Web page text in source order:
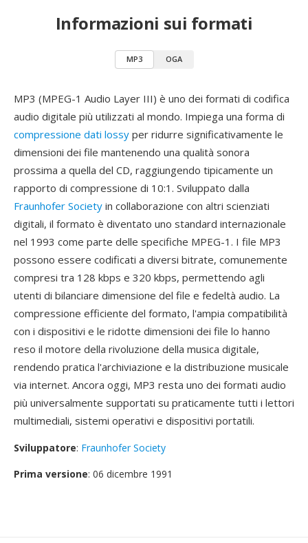
Informazioni sui formati
MP3 OGA
MP3 (MPEG-1 Audio Layer III) è uno dei formati di codifica
audio digitale più utilizzati al mondo. Impiega una forma di
compressione dati lossy per ridurre significativamente le
dimensioni dei file mantenendo una qualità sonora
prossima a quella del CD, raggiungendo tipicamente un
rapporto di compressione di 10:1. Sviluppato dalla
Fraunhofer Society in collaborazione con altri scienziati
digitali, il formato è diventato uno standard internazionale
nel 1993 come parte delle specifiche MPEG-1. I file MP3
possono essere codificati a diversi bitrate, comunemente
compresi tra 128 kbps e 320 kbps, permettendo agli
utenti di bilanciare dimensione del file e fedeltà audio. La
compressione efficiente del formato, l'ampia compatibilità
con i dispositivi e le ridotte dimensioni dei file lo hanno
reso il motore della rivoluzione della musica digitale,
rendendo pratica l'archiviazione e la distribuzione musicale
via internet. Ancora oggi, MP3 resta uno dei formati audio
più universalmente supportati su praticamente tutti i lettori
multimediali, sistemi operativi e dispositivi portatili.
Sviluppatore: Fraunhofer Society
Prima versione: 06 dicembre 1991